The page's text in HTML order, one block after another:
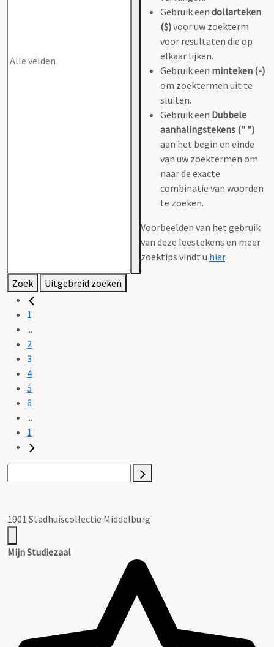
Gebruik een dollarteken
($)voor uw zoekterm
voor resultaten die op
elkaar lijken.
Gebruik een minteken (-)
om zoektermen uit te
sluiten.
Gebruik een Dubbele
aanhalingstekens (" ")
aan het begin en einde
van uw zoektermen om
naar de exacte
combinatie van woorden
te zoeken.
Voorbeelden van het gebruik
van deze leestekens en meer
zoektips vindt u hier.
Zoek Uitgebreid zoeken
1
...
2
3
4
5
6
...
1
1901 Stadhuiscollectie Middelburg
Mijn Studiezaal